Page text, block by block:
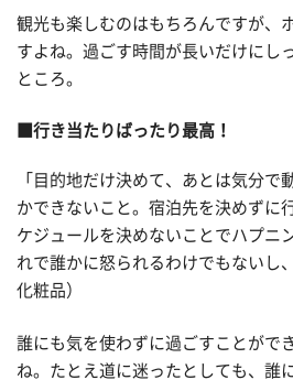
観光も楽しむのはもちろんですが、
すよね。過ごす時間が長いだけにし
ところ。
■行き当たりばったり最高！
「目的地だけ決めて、あとは気分で
かできないこと。宿泊先を決めずに
ケジュールを決めないことでハプニ
れで誰かに怒られるわけでもないし
化粧品）
誰にも気を使わずに過ごすことがで
ね。たとえ道に迷ったとしても、誰